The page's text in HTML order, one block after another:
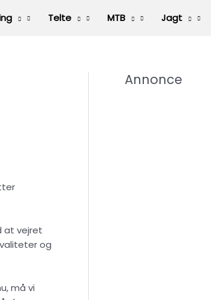
Telte MTB Jagt
at vejret
og
må vi
Annonce